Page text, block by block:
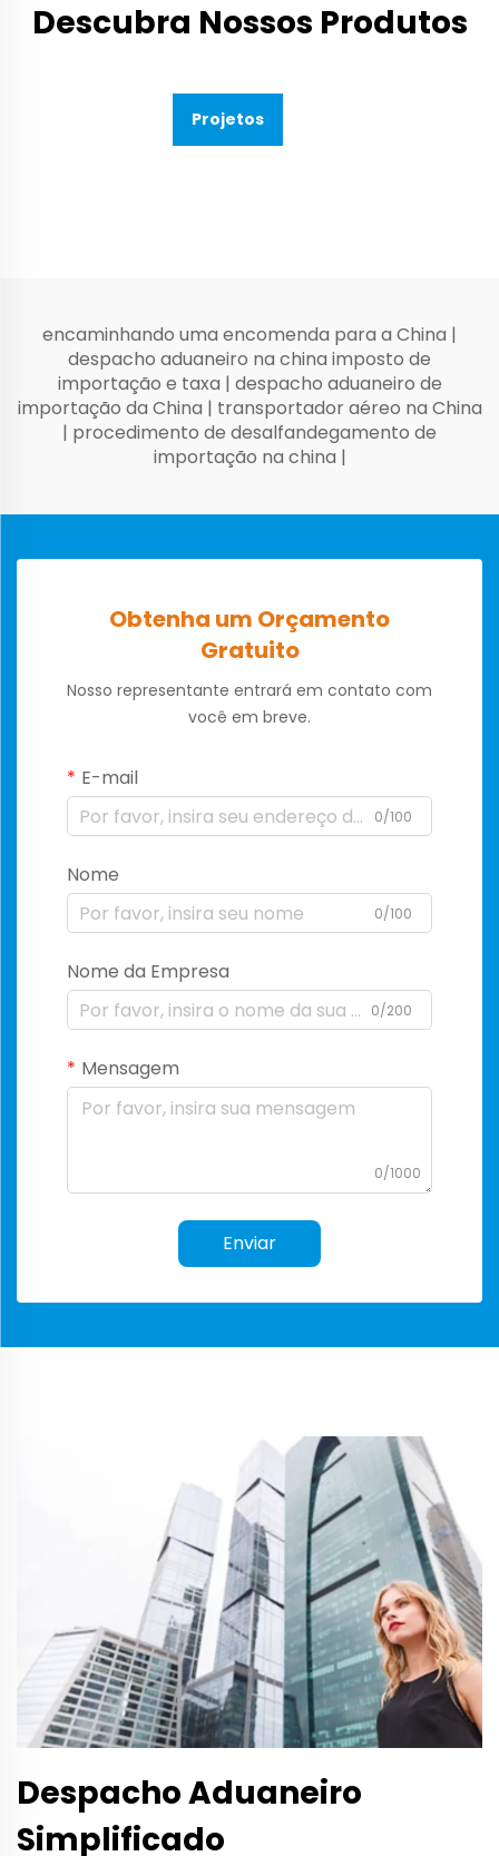
Descubra Nossos Produtos
Projetos
encaminhando uma encomenda para a China |
despacho aduaneiro na china imposto de
importação e taxa | despacho aduaneiro de
importação da China | transportador aéreo na China
| procedimento de desalfandegamento de
importação na china |
Obtenha um Orçamento
Gratuito
Nosso representante entrará em contato com
você em breve.
E-mail
0/100
Nome
0/100
Nome da Empresa
0/200
Mensagem
0/1000
Enviar
Despacho Aduaneiro
Simplificado